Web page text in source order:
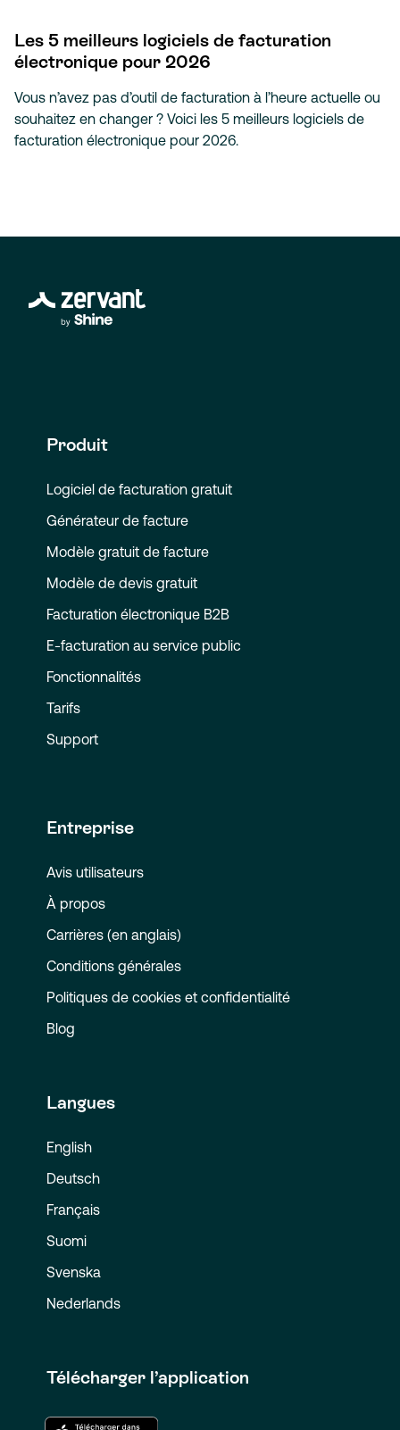
Les 5 meilleurs logiciels de facturation
électronique pour 2026
Vous n’avez pas d’outil de facturation à l’heure actuelle ou
souhaitez en changer ? Voici les 5 meilleurs logiciels de
facturation électronique pour 2026.
Produit
Logiciel de facturation gratuit
Générateur de facture
Modèle gratuit de facture
Modèle de devis gratuit
Facturation électronique B2B
E-facturation au service public
Fonctionnalités
Tarifs
Support
Entreprise
Avis utilisateurs
À propos
Carrières (en anglais)
Conditions générales
Politiques de cookies et confidentialité
Blog
Langues
English
Deutsch
Français
Suomi
Svenska
Nederlands
Télécharger l’application